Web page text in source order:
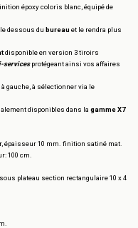
époxy coloris blanc, équipé de
dessous du bureau et le rendra plus
disponible en version 3 tiroirs
servicesprotégeant ainsi vos affaires
gauche, à sélectionner via le
disponibles dans la gamme X7
épaisseur 10 mm. finition satiné mat.
100 cm.
plateau section rectangulaire 10 x 4